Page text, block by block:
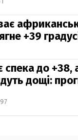
+39
спека до +38,
дощі: